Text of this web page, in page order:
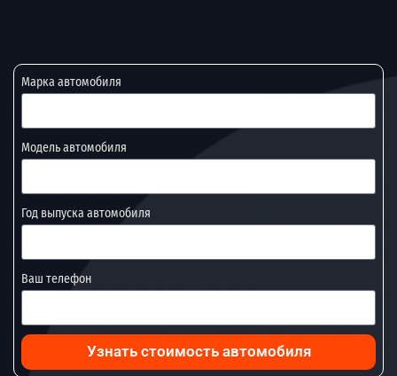
Марка автомобиля
Модель автомобиля
Год выпуска автомобиля
Ваш телефон
Узнать стоимость автомобиля